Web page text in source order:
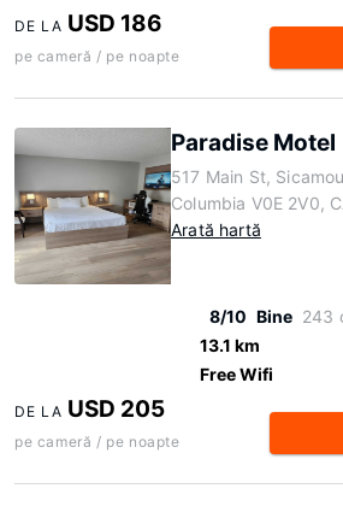
DE LA USD 186
pe cameră / pe noapte
Paradise Motel
517 Main St,
Columbia V0E 2V0,
Arată hartă
8/10 Bine 243
13.1 km
Free Wifi
DE LA USD 205
pe cameră / pe noapte